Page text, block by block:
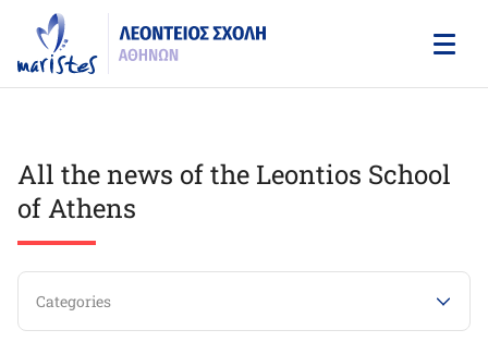
main
content
All the news of the Leontios School
of Athens
Categories